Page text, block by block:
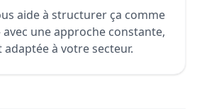
aide à structurer ça comme
une approche constante,
à votre secteur.